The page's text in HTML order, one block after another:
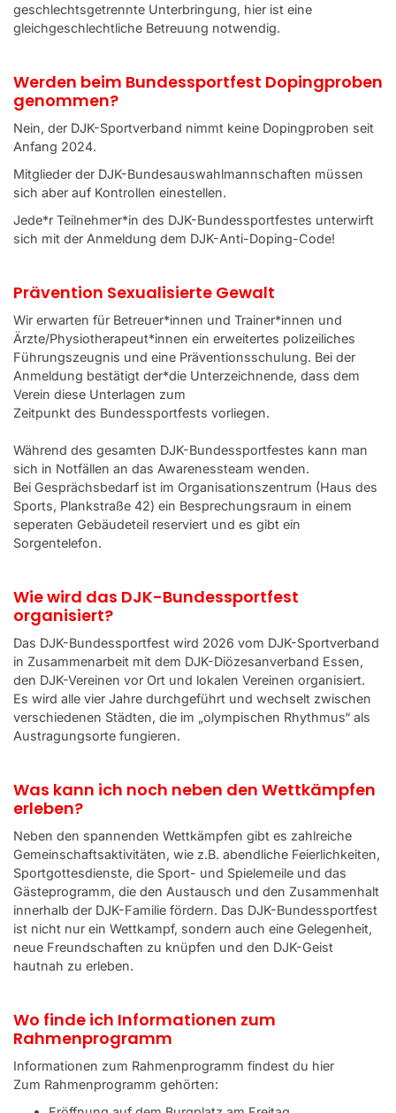
geschlechtsgetrennte Unterbringung, hier ist eine
gleichgeschlechtliche Betreuung notwendig.
Werden beim Bundessportfest Dopingproben
genommen?
Nein, der DJK-Sportverband nimmt keine Dopingproben seit
Anfang 2024.
Mitglieder der DJK-Bundesauswahlmannschaften müssen
sich aber auf Kontrollen einestellen.
Jede*r Teilnehmer*in des DJK-Bundessportfestes unterwirft
sich mit der Anmeldung dem DJK-Anti-Doping-Code!
Prävention Sexualisierte Gewalt
Wir erwarten für Betreuer*innen und Trainer*innen und
Ärzte/Physiotherapeut*innen ein erweitertes polizeiliches
Führungszeugnis und eine Präventionsschulung. Bei der
Anmeldung bestätigt der*die Unterzeichnende, dass dem
Verein diese Unterlagen zum
Zeitpunkt des Bundessportfests vorliegen.
Während des gesamten DJK-Bundessportfestes kann man
sich in Notfällen an das Awarenessteam wenden.
Bei Gesprächsbedarf ist im Organisationszentrum (Haus des
Sports, Plankstraße 42) ein Besprechungsraum in einem
seperaten Gebäudeteil reserviert und es gibt ein
Sorgentelefon.
Wie wird das DJK-Bundessportfest
organisiert?
Das DJK-Bundessportfest wird 2026 vom DJK-Sportverband
in Zusammenarbeit mit dem DJK-Diözesanverband Essen,
den DJK-Vereinen vor Ort und lokalen Vereinen organisiert.
Es wird alle vier Jahre durchgeführt und wechselt zwischen
verschiedenen Städten, die im „olympischen Rhythmus“ als
Austragungsorte fungieren.
Was kann ich noch neben den Wettkämpfen
erleben?
Neben den spannenden Wettkämpfen gibt es zahlreiche
Gemeinschaftsaktivitäten, wie z.B. abendliche Feierlichkeiten,
Sportgottesdienste, die Sport- und Spielemeile und das
Gästeprogramm, die den Austausch und den Zusammenhalt
innerhalb der DJK-Familie fördern. Das DJK-Bundessportfest
ist nicht nur ein Wettkampf, sondern auch eine Gelegenheit,
neue Freundschaften zu knüpfen und den DJK-Geist
hautnah zu erleben.
Wo finde ich Informationen zum
Rahmenprogramm
Informationen zum Rahmenprogramm findest du hier
Zum Rahmenprogramm gehörten: